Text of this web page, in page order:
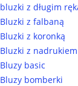
bluzki z długim
Bluzki z falbaną
Bluzki z koronką
Bluzki z nadrukiem
Bluzy basic
Bluzy bomberki